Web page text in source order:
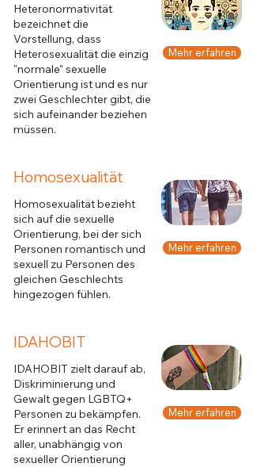
Heteronormativität
bezeichnet die
Vorstellung, dass
Heterosexualität die einzig
"normale" sexuelle
Orientierung ist und es nur
zwei Geschlechter gibt, die
sich aufeinander beziehen
müssen.
Mehr erfahren
Homosexualität
Homosexualität bezieht
sich auf die sexuelle
Orientierung, bei der sich
Personen romantisch und
sexuell zu Personen des
gleichen Geschlechts
hingezogen fühlen.
Mehr erfahren
IDAHOBIT
IDAHOBIT zielt darauf ab,
Diskriminierung und
Gewalt gegen LGBTQ+
Personen zu bekämpfen.
Er erinnert an das Recht
aller, unabhängig von
sexueller Orientierung
Mehr erfahren